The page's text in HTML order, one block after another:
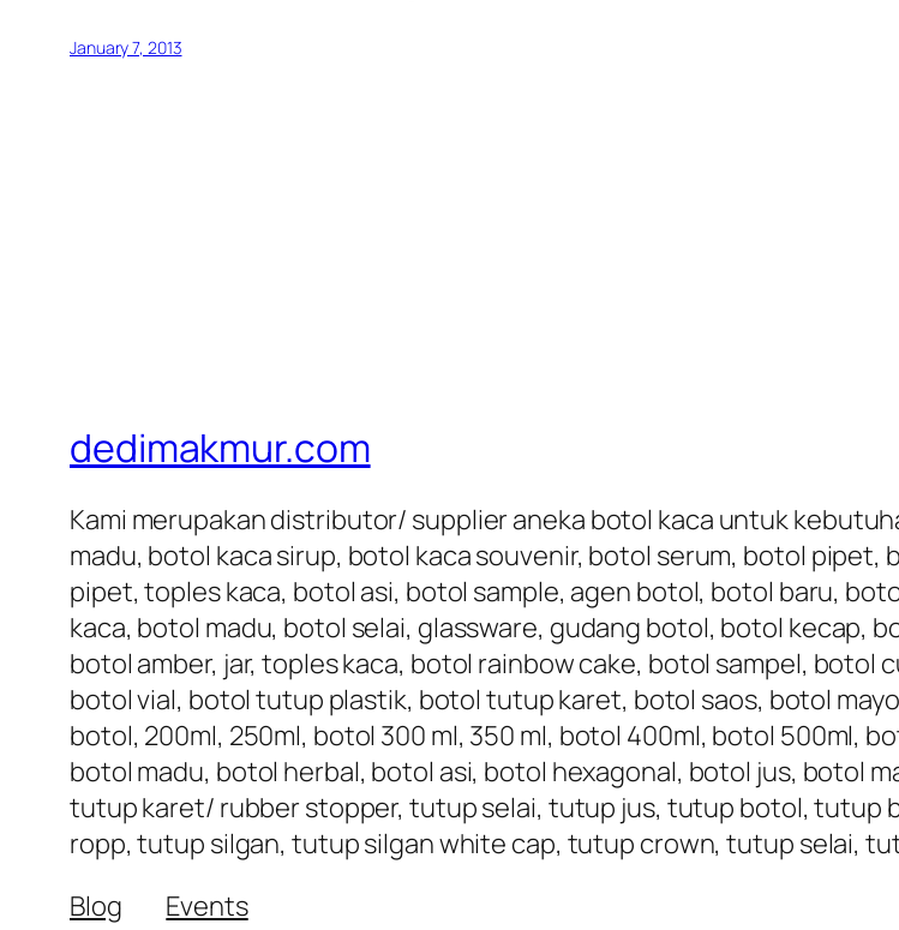
January 7, 2013
dedimakmur.com
Kami merupakan distributor/ supplier aneka botol kaca untuk
madu, botol kaca sirup, botol kaca souvenir, botol serum, botol
pipet, toples kaca, botol asi, botol sample, agen botol, botol baru,
kaca, botol madu, botol selai, glassware, gudang botol, botol kecap,
botol amber, jar, toples kaca, botol rainbow cake, botol sampel,
botol vial, botol tutup plastik, botol tutup karet, botol saos, botol
botol, 200ml, 250ml, botol 300 ml, 350 ml, botol 400ml, botol 500ml,
botol madu, botol herbal, botol asi, botol hexagonal, botol jus, botol
tutup karet/ rubber stopper, tutup selai, tutup jus, tutup botol, tutup
ropp, tutup silgan, tutup silgan white cap, tutup crown, tutup selai,
Blog
Events